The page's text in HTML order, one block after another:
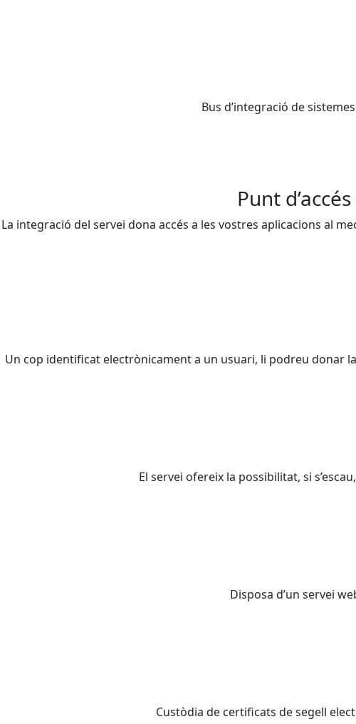
Bus d’integració de
Punt
La integració del servei dona accés a les vostres aplicacions al
Un cop identificat electrònicament a un usuari, li podreu donar
El servei ofereix la possibilitat, si
Disposa d’un servei
Custòdia de certificats de segell